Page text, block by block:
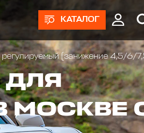
КАТАЛОГ
4,5/6/7,5/9 дюймов - 120/157/195/232 мм) в
ДЛЯ
МОСКВЕ